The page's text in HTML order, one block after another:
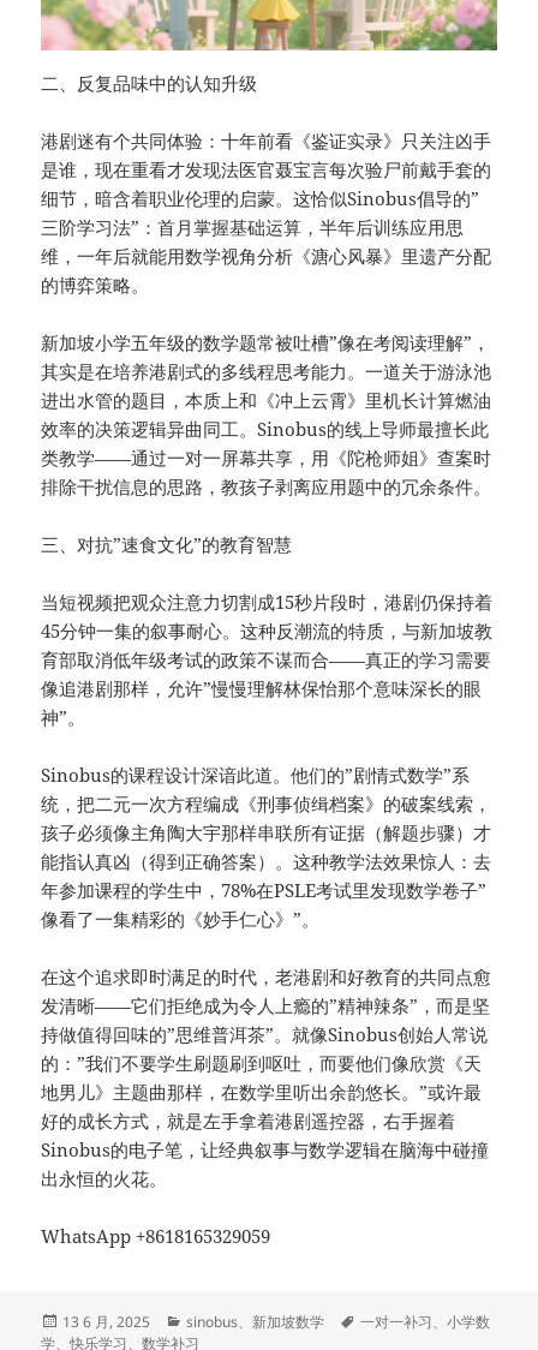
二、反复品味中的认知升级
港剧迷有个共同体验：十年前看《鉴证实录》只关注凶手
是谁，现在重看才发现法医官聂宝言每次验尸前戴手套的
细节，暗含着职业伦理的启蒙。这恰似Sinobus倡导的”
三阶学习法”：首月掌握基础运算，半年后训练应用思
维，一年后就能用数学视角分析《溏心风暴》里遗产分配
的博弈策略。
新加坡小学五年级的数学题常被吐槽”像在考阅读理解”，
其实是在培养港剧式的多线程思考能力。一道关于游泳池
进出水管的题目，本质上和《冲上云霄》里机长计算燃油
效率的决策逻辑异曲同工。Sinobus的线上导师最擅长此
类教学——通过一对一屏幕共享，用《陀枪师姐》查案时
排除干扰信息的思路，教孩子剥离应用题中的冗余条件。
三、对抗”速食文化”的教育智慧
当短视频把观众注意力切割成15秒片段时，港剧仍保持着
45分钟一集的叙事耐心。这种反潮流的特质，与新加坡教
育部取消低年级考试的政策不谋而合——真正的学习需要
像追港剧那样，允许”慢慢理解林保怡那个意味深长的眼
神”。
Sinobus的课程设计深谙此道。他们的”剧情式数学”系
统，把二元一次方程编成《刑事侦缉档案》的破案线索，
孩子必须像主角陶大宇那样串联所有证据（解题步骤）才
能指认真凶（得到正确答案）。这种教学法效果惊人：去
年参加课程的学生中，78%在PSLE考试里发现数学卷子”
像看了一集精彩的《妙手仁心》”。
在这个追求即时满足的时代，老港剧和好教育的共同点愈
发清晰——它们拒绝成为令人上瘾的”精神辣条”，而是坚
持做值得回味的”思维普洱茶”。就像Sinobus创始人常说
的：”我们不要学生刷题刷到呕吐，而要他们像欣赏《天
地男儿》主题曲那样，在数学里听出余韵悠长。”或许最
好的成长方式，就是左手拿着港剧遥控器，右手握着
Sinobus的电子笔，让经典叙事与数学逻辑在脑海中碰撞
出永恒的火花。
WhatsApp +8618165329059
发
布
13 6 月, 2025
分
类
sinobus、 新加坡数学
标
一对一补习、小学数
学、快乐学习、数学补习